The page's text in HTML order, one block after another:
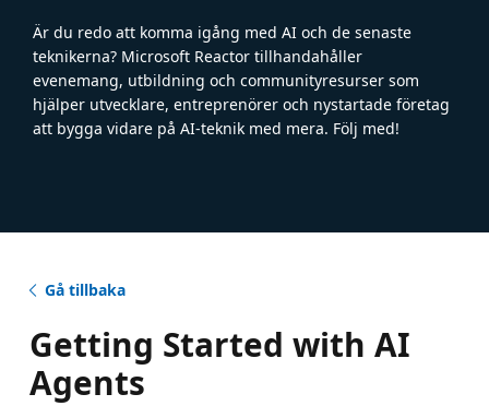
Är du redo att komma igång med AI och de senaste
teknikerna? Microsoft Reactor tillhandahåller
evenemang, utbildning och communityresurser som
hjälper utvecklare, entreprenörer och nystartade företag
att bygga vidare på AI-teknik med mera. Följ med!
Gå tillbaka
Getting Started with AI
Agents